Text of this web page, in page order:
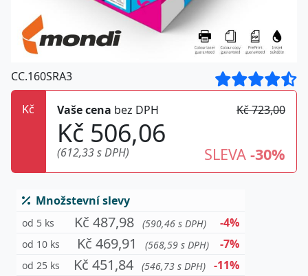
CC.160SRA3
Kč Vaše cena bez DPH Kč 723,00
Kč 506,06
(612,33 s DPH) SLEVA -30%
Množstevní slevy
od 5 ks Kč 487,98 (590,46 s DPH) -4%
od 10 ks Kč 469,91 (568,59 s DPH) -7%
od 25 ks Kč 451,84 (546,73 s DPH) -11%